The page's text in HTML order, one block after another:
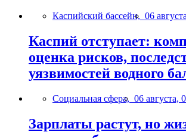
Каспийский бассейн, 06
Каспий отступает:
оценка рисков,
уязвимостей водного
Социальная сфера, 06 августа,
Зарплаты растут, но